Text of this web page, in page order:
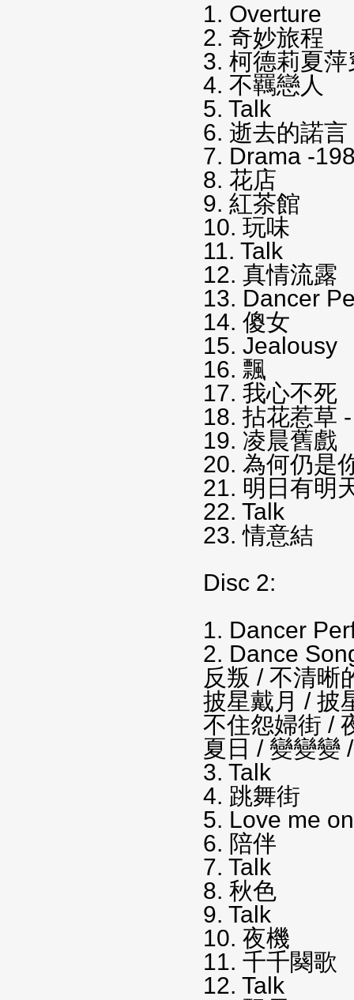
1. Overture
2. 奇妙旅程
3. 柯德莉夏
4. 不羈戀人
5. Talk
6. 逝去的諾
7. Drama -
8. 花店
9. 紅茶館
10. 玩味
11. Talk
12. 真情流露
13. Dancer
14. 傻女
15. Jealousy
16. 飄
17. 我心不死
18. 拈花惹草
19. 凌晨舊戲
20. 為何仍是
21. 明日有明
22. Talk
23. 情意結
Disc 2:
1. Dancer
2. Dance
反叛 / 不清晰
披星戴月 / 披
不住怨婦街 /
夏日 / 變變變
3. Talk
4. 跳舞街
5. Love me
6. 陪伴
7. Talk
8. 秋色
9. Talk
10. 夜機
11. 千千闋歌
12. Talk